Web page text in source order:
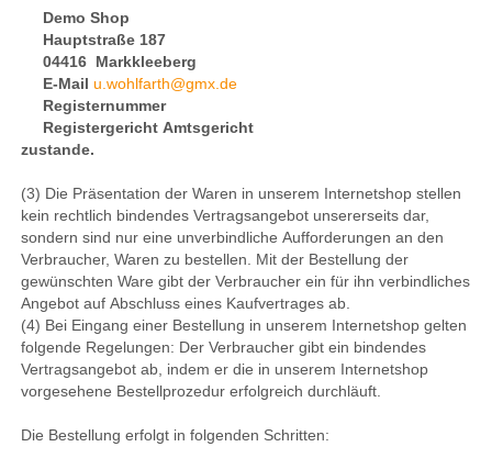
Demo Shop
Hauptstraße 187
04416 Markkleeberg
E-Mail u.wohlfarth@gmx.de
Registernummer
Registergericht Amtsgericht
zustande.
(3) Die Präsentation der Waren in unserem Internetshop stellen
kein rechtlich bindendes Vertragsangebot unsererseits dar,
sondern sind nur eine unverbindliche Aufforderungen an den
Verbraucher, Waren zu bestellen. Mit der Bestellung der
gewünschten Ware gibt der Verbraucher ein für ihn verbindliches
Angebot auf Abschluss eines Kaufvertrages ab.
(4) Bei Eingang einer Bestellung in unserem Internetshop gelten
folgende Regelungen: Der Verbraucher gibt ein bindendes
Vertragsangebot ab, indem er die in unserem Internetshop
vorgesehene Bestellprozedur erfolgreich durchläuft.
Die Bestellung erfolgt in folgenden Schritten: